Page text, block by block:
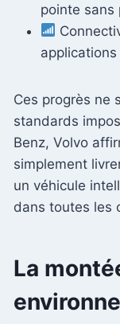
pointe sans
Ces progrès ne
standards
Benz, Volvo
simplement
un véhicule
dans toutes les
La